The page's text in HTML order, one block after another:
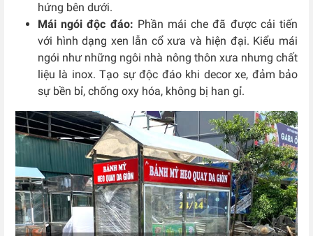
hứng bên dưới.
Mái ngói độc đáo: Phần mái che đã được cải tiến
với hình dạng xen lẫn cổ xưa và hiện đại. Kiểu mái
ngói như những ngôi nhà nông thôn xưa nhưng chất
liệu là inox. Tạo sự độc đáo khi decor xe, đảm bảo
sự bền bỉ, chống oxy hóa, không bị han gỉ.